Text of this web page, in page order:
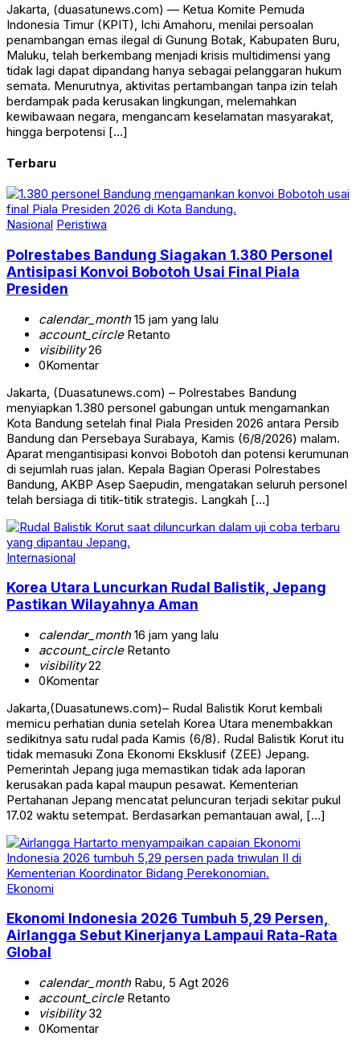
Jakarta, (duasatunews.com) — Ketua Komite Pemuda
Indonesia Timur (KPIT), Ichi Amahoru, menilai persoalan
penambangan emas ilegal di Gunung Botak, Kabupaten Buru,
Maluku, telah berkembang menjadi krisis multidimensi yang
tidak lagi dapat dipandang hanya sebagai pelanggaran hukum
semata. Menurutnya, aktivitas pertambangan tanpa izin telah
berdampak pada kerusakan lingkungan, melemahkan
kewibawaan negara, mengancam keselamatan masyarakat,
hingga berpotensi […]
Terbaru
Nasional Peristiwa
Polrestabes Bandung Siagakan 1.380 Personel
Antisipasi Konvoi Bobotoh Usai Final Piala
Presiden
calendar_month15 jam yang lalu
account_circleRetanto
visibility26
0Komentar
Jakarta, (Duasatunews.com) – Polrestabes Bandung
menyiapkan 1.380 personel gabungan untuk mengamankan
Kota Bandung setelah final Piala Presiden 2026 antara Persib
Bandung dan Persebaya Surabaya, Kamis (6/8/2026) malam.
Aparat mengantisipasi konvoi Bobotoh dan potensi kerumunan
di sejumlah ruas jalan. Kepala Bagian Operasi Polrestabes
Bandung, AKBP Asep Saepudin, mengatakan seluruh personel
telah bersiaga di titik-titik strategis. Langkah […]
Internasional
Korea Utara Luncurkan Rudal Balistik, Jepang
Pastikan Wilayahnya Aman
calendar_month16 jam yang lalu
account_circleRetanto
visibility22
0Komentar
Jakarta,(Duasatunews.com)– Rudal Balistik Korut kembali
memicu perhatian dunia setelah Korea Utara menembakkan
sedikitnya satu rudal pada Kamis (6/8). Rudal Balistik Korut itu
tidak memasuki Zona Ekonomi Eksklusif (ZEE) Jepang.
Pemerintah Jepang juga memastikan tidak ada laporan
kerusakan pada kapal maupun pesawat. Kementerian
Pertahanan Jepang mencatat peluncuran terjadi sekitar pukul
17.02 waktu setempat. Berdasarkan pemantauan awal, […]
Ekonomi
Ekonomi Indonesia 2026 Tumbuh 5,29 Persen,
Airlangga Sebut Kinerjanya Lampaui Rata-Rata
Global
calendar_monthRabu, 5 Agt 2026
account_circleRetanto
visibility32
0Komentar